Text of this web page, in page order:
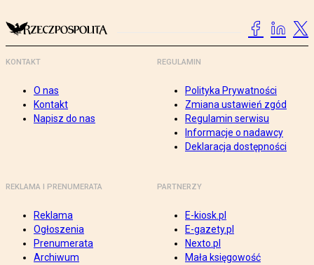
KONTAKT
O nas
Kontakt
Napisz do nas
REGULAMIN
Polityka Prywatności
Zmiana ustawień zgód
Regulamin serwisu
Informacje o nadawcy
Deklaracja dostępności
REKLAMA I PRENUMERATA
Reklama
Ogłoszenia
Prenumerata
Archiwum
PARTNERZY
E-kiosk.pl
E-gazety.pl
Nexto.pl
Mała księgowość